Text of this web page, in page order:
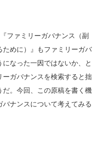
ファミリーガバナンス（副
めに）』もファミリーガバ
なった一因ではないか、と
ガバナンスを検索すると拙
。今回、この原稿を書く機
ナンスについて考えてみる